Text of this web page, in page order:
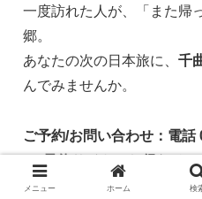
一度訪れた人が、「また帰
郷。
あなたの次の日本旅に、 千
んでみませんか。
ご予約/お問い合わせ：電話
HP予約サイト：お得なベ
メニュー ホーム 検